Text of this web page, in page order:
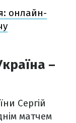
онлайн-
–
Сергій
матчем